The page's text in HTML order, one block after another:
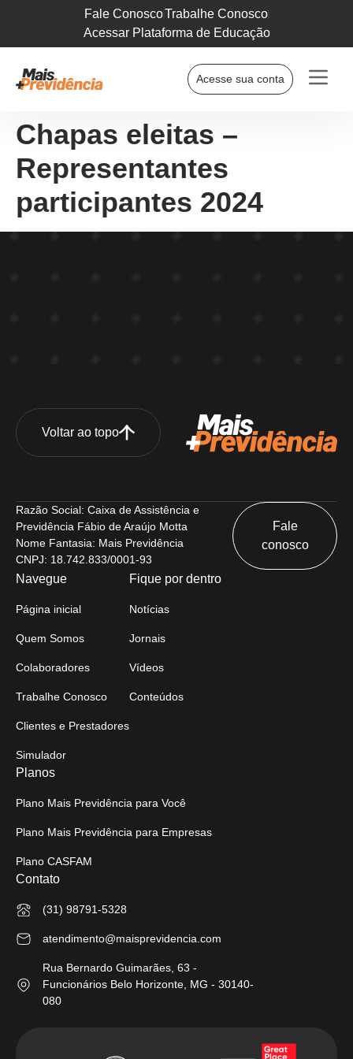
Fale ConoscoTrabalhe Conosco
Acessar Plataforma de Educação
Acesse sua conta
Chapas eleitas –
Representantes
participantes 2024
Voltar ao topo
Razão Social: Caixa de Assistência e
Previdência Fábio de Araújo Motta
Nome Fantasia: Mais Previdência
CNPJ: 18.742.833/0001-93
Fale
conosco
Navegue
Página inicial
Quem Somos
Colaboradores
Trabalhe Conosco
Clientes e Prestadores
Simulador
Fique por dentro
Notícias
Jornais
Vídeos
Conteúdos
Planos
Plano Mais Previdência para Você
Plano Mais Previdência para Empresas
Plano CASFAM
Contato
(31) 98791-5328
atendimento@maisprevidencia.com
Rua Bernardo Guimarães, 63 -
Funcionários Belo Horizonte, MG - 30140-
080